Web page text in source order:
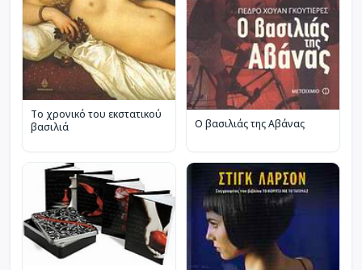
Το χρονικό του εκστατικού
βασιλιά
Ο βασιλιάς της Αβάνας